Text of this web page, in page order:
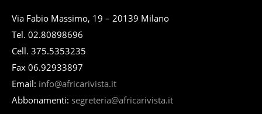
Via Fabio Massimo, 19 – 20139 Milano
Tel. 02.80898696
Cell. 375.5353235
Fax 06.92933897
Email: info@africarivista.it
Abbonamenti: segreteria@africarivista.it